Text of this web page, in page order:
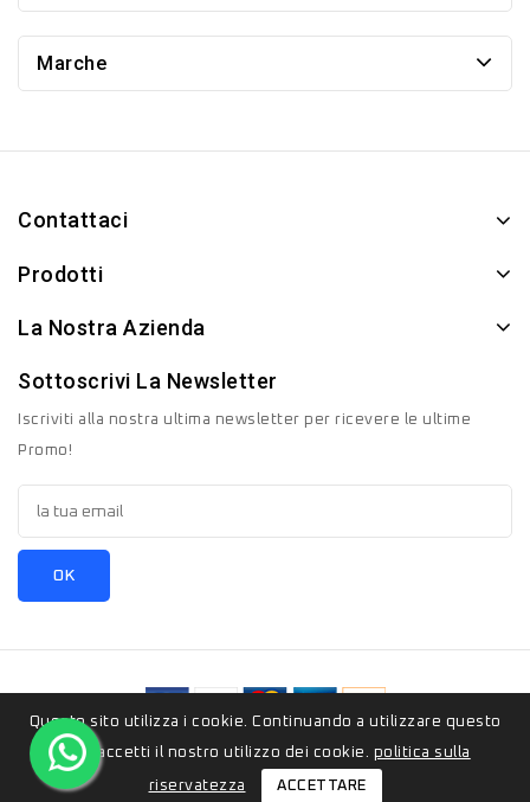
Marche
Contattaci
Prodotti
La Nostra Azienda
Sottoscrivi La Newsletter
Iscriviti alla nostra ultima newsletter per ricevere le ultime
Promo!
Questo sito utilizza i cookie. Continuando a utilizzare questo
sito, accetti il ​​nostro utilizzo dei cookie. politica sulla
riservatezza ACCETTARE
© 2026 - ZeroSedici.eu è un marchio appartenete al gruppo
Italyon Srls. Tutti i diritti riservati.